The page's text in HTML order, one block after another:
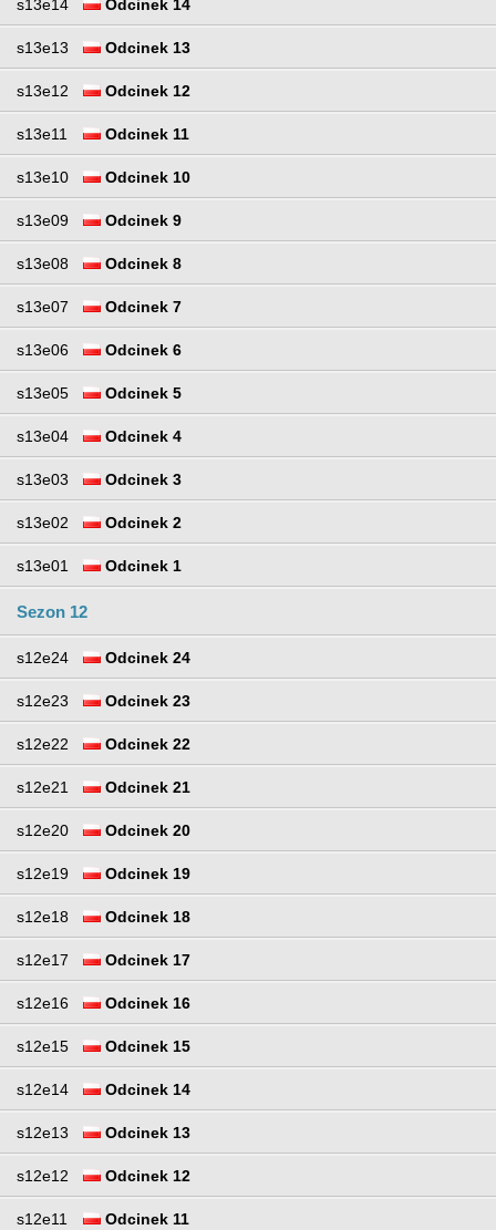
s13e14 Odcinek 14
s13e13 Odcinek 13
s13e12 Odcinek 12
s13e11 Odcinek 11
s13e10 Odcinek 10
s13e09 Odcinek 9
s13e08 Odcinek 8
s13e07 Odcinek 7
s13e06 Odcinek 6
s13e05 Odcinek 5
s13e04 Odcinek 4
s13e03 Odcinek 3
s13e02 Odcinek 2
s13e01 Odcinek 1
Sezon 12
s12e24 Odcinek 24
s12e23 Odcinek 23
s12e22 Odcinek 22
s12e21 Odcinek 21
s12e20 Odcinek 20
s12e19 Odcinek 19
s12e18 Odcinek 18
s12e17 Odcinek 17
s12e16 Odcinek 16
s12e15 Odcinek 15
s12e14 Odcinek 14
s12e13 Odcinek 13
s12e12 Odcinek 12
s12e11 Odcinek 11